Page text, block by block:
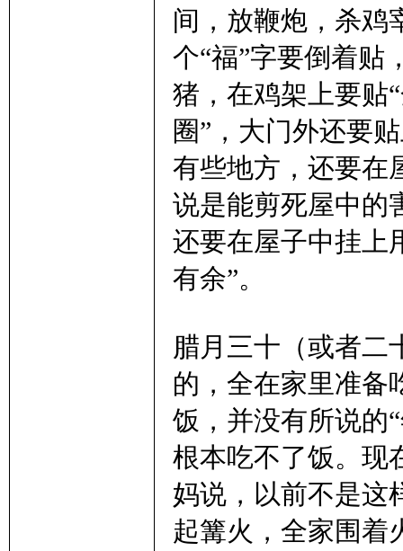
间，放鞭炮，杀鸡
个“福”字要倒着贴
猪，在鸡架上要贴
圈”，大门外还要
有些地方，还要在
说是能剪死屋中的
还要在屋子中挂上
有余”。
腊月三十（或者二
的，全在家里准备
饭，并没有所说的
根本吃不了饭。现
妈说，以前不是这
起篝火，全家围着